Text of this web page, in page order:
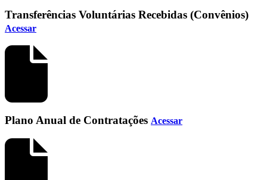
Transferências Voluntárias Recebidas (Convênios)
Acessar
Plano Anual de Contratações Acessar